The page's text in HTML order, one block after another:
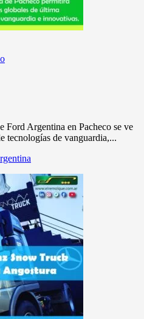
Ford Argentina en Pacheco se ve
tecnologías de vanguardia,...